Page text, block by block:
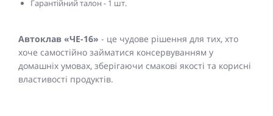
Гарантійний талон - 1 шт.
Автоклав «ЧЕ-16» - це чудове рішення для тих, хто
хоче самостійно займатися консервуванням у
домашніх умовах, зберігаючи смакові якості та корисні
властивості продуктів.